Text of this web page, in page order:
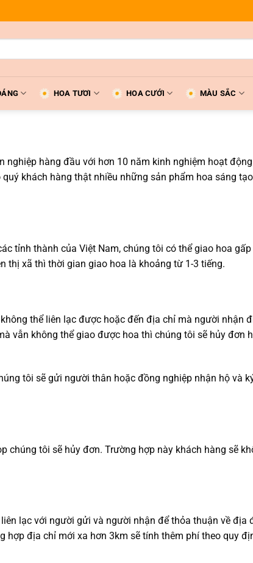
HOA TƯƠI HOA CƯỚI MÀU SẮC
hàng đầu với hơn 10 năm kinh nghiệm hoạt
khách hàng thật nhiều những sản phẩm hoa sáng
tỉnh thành của Việt Nam, chúng tôi có thể giao hoa
thị xã thì thời gian giao hoa là khoảng từ 1-3 tiếng.
thể liên lạc được hoặc đến địa chỉ mà người nhận
vẫn không thể giao được hoa thì chúng tôi sẽ hủy đơn
tôi sẽ gửi người thân hoặc đồng nghiệp nhận hộ và
chúng tôi sẽ hủy đơn. Trường hợp này khách hàng sẽ
lạc với người gửi và người nhận để thỏa thuận về địa
hợp địa chỉ mới xa hơn 3km sẽ tính thêm phí theo quy